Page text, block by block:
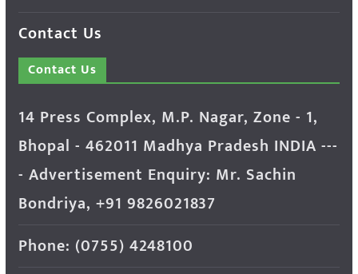
Contact Us
Contact Us
14 Press Complex, M.P. Nagar, Zone - 1,
Bhopal - 462011 Madhya Pradesh INDIA ---
- Advertisement Enquiry: Mr. Sachin
Bondriya, +91 9826021837
Phone: (0755) 4248100